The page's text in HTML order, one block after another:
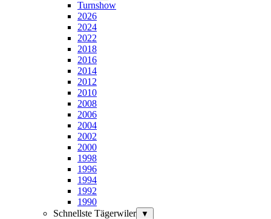
Turnshow
2026
2024
2022
2018
2016
2014
2012
2010
2008
2006
2004
2002
2000
1998
1996
1994
1992
1990
Schnellste Tägerwiler
▼